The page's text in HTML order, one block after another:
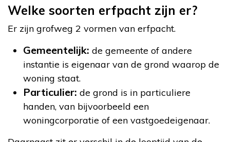
Welke soorten erfpacht zijn er?
Er zijn grofweg 2 vormen van erfpacht.
Gemeentelijk: de gemeente of andere
instantie is eigenaar van de grond waarop de
woning staat.
Particulier: de grond is in particuliere
handen, van bijvoorbeeld een
woningcorporatie of een vastgoedeigenaar.